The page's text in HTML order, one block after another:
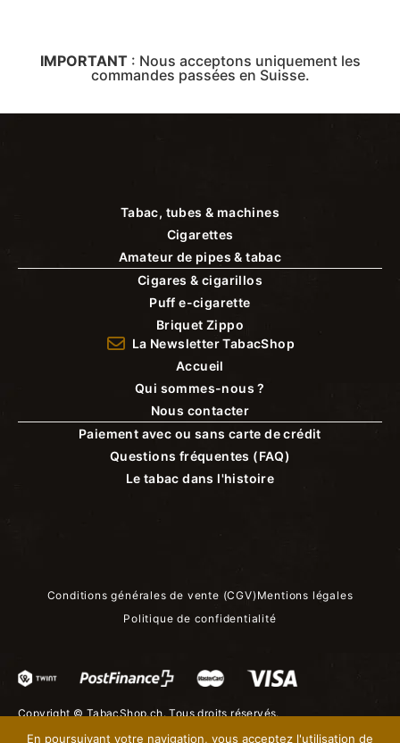
IMPORTANT : Nous acceptons uniquement les
commandes passées en Suisse.
Tabac, tubes & machines
Cigarettes
Amateur de pipes & tabac
Cigares & cigarillos
Puff e-cigarette
Briquet Zippo
La Newsletter TabacShop
Accueil
Qui sommes-nous ?
Nous contacter
Paiement avec ou sans carte de crédit
Questions fréquentes (FAQ)
Le tabac dans l'histoire
Conditions générales de vente (CGV) Mentions légales
Politique de confidentialité
Copyright ©TabacShop.ch. Tous droits réservés.
En poursuivant votre navigation, vous acceptez l'utilisation de